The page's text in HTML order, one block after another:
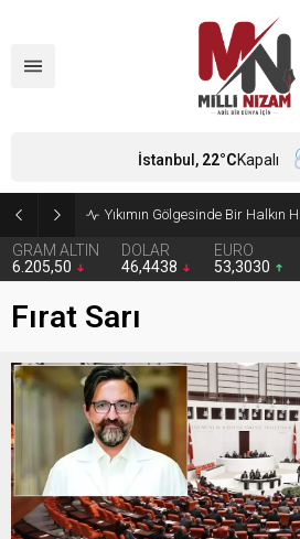
İran Cenevre’ye heyet
GRAM ALTIN
6.205,50
DOLAR
46,4438
EURO
53,3030
İstanbul, 22°CKapalı
Fırat Sarı